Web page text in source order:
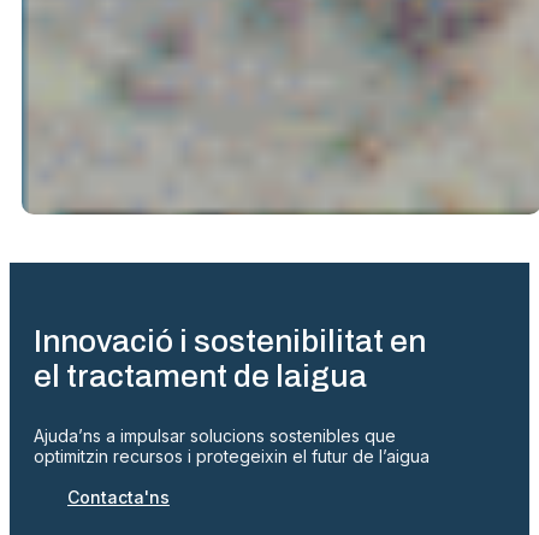
Innovació i sostenibilitat en
el tractament de laigua
Ajuda’ns a impulsar solucions sostenibles que
optimitzin recursos i protegeixin el futur de l’aigua
Contacta'ns